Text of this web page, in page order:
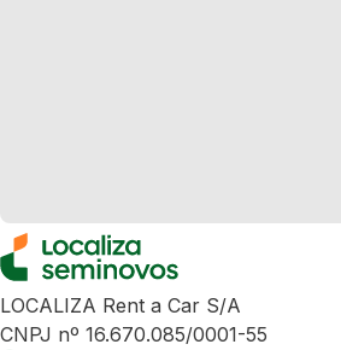
LOCALIZA Rent a Car S/A
CNPJ nº 16.670.085/0001-55